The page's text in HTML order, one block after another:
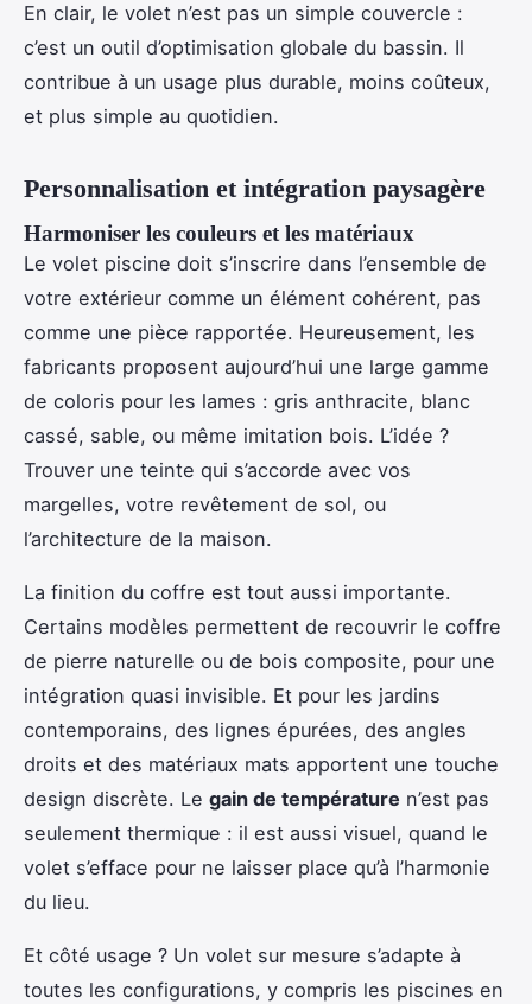
En clair, le volet n’est pas un simple couvercle :
c’est un outil d’optimisation globale du bassin. Il
contribue à un usage plus durable, moins coûteux,
et plus simple au quotidien.
Personnalisation et intégration paysagère
Harmoniser les couleurs et les matériaux
Le volet piscine doit s’inscrire dans l’ensemble de
votre extérieur comme un élément cohérent, pas
comme une pièce rapportée. Heureusement, les
fabricants proposent aujourd’hui une large gamme
de coloris pour les lames : gris anthracite, blanc
cassé, sable, ou même imitation bois. L’idée ?
Trouver une teinte qui s’accorde avec vos
margelles, votre revêtement de sol, ou
l’architecture de la maison.
La finition du coffre est tout aussi importante.
Certains modèles permettent de recouvrir le coffre
de pierre naturelle ou de bois composite, pour une
intégration quasi invisible. Et pour les jardins
contemporains, des lignes épurées, des angles
droits et des matériaux mats apportent une touche
design discrète. Le gain de température n’est pas
seulement thermique : il est aussi visuel, quand le
volet s’efface pour ne laisser place qu’à l’harmonie
du lieu.
Et côté usage ? Un volet sur mesure s’adapte à
toutes les configurations, y compris les piscines en